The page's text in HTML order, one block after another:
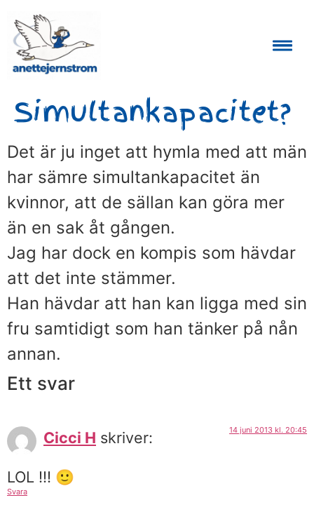
Simultankapacitet?
Det är ju inget att hymla med att män
har sämre simultankapacitet än
kvinnor, att de sällan kan göra mer
än en sak åt gången.
Jag har dock en kompis som hävdar
att det inte stämmer.
Han hävdar att han kan ligga med sin
fru samtidigt som han tänker på nån
annan.
Ett svar
Cicci H skriver: 14 juni 2013 kl. 20:45
LOL !!! 🙂
Svara